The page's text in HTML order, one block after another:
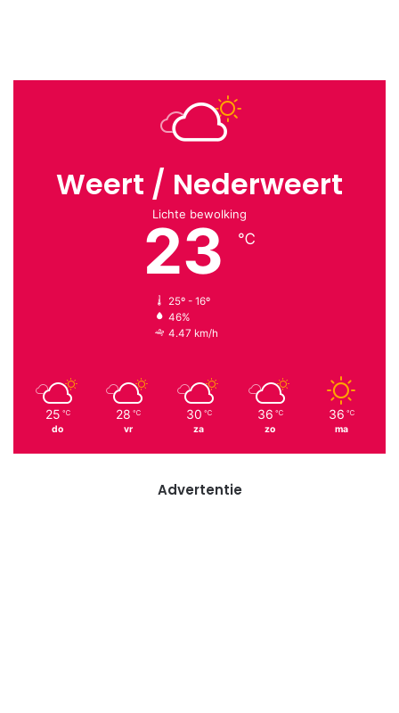
Weert / Nederweert
Lichte bewolking
23 ℃
25º - 16º
46%
4.47 km/h
25 ℃
do
28 ℃
vr
30 ℃
za
36 ℃
zo
36 ℃
ma
Advertentie